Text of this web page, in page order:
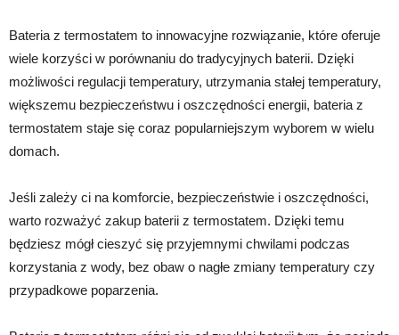
Bateria z termostatem to innowacyjne rozwiązanie, które oferuje
wiele korzyści w porównaniu do tradycyjnych baterii. Dzięki
możliwości regulacji temperatury, utrzymania stałej temperatury,
większemu bezpieczeństwu i oszczędności energii, bateria z
termostatem staje się coraz popularniejszym wyborem w wielu
domach.
Jeśli zależy ci na komforcie, bezpieczeństwie i oszczędności,
warto rozważyć zakup baterii z termostatem. Dzięki temu
będziesz mógł cieszyć się przyjemnymi chwilami podczas
korzystania z wody, bez obaw o nagłe zmiany temperatury czy
przypadkowe poparzenia.